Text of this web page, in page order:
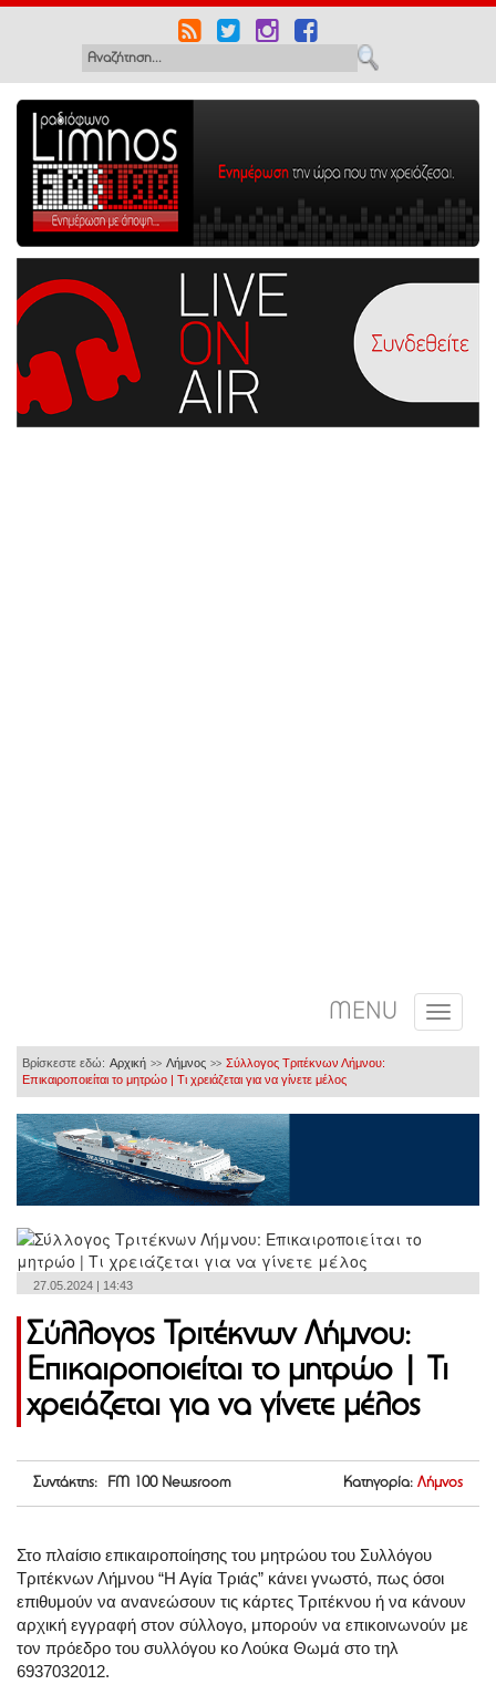
MENU
Βρίσκεστε εδώ: Αρχική >> Λήμνος >> Σύλλογος Τριτέκνων Λήμνου:
Επικαιροποιείται το μητρώο | Τι χρειάζεται για να γίνετε μέλος
27.05.2024 | 14:43
Σύλλογος Τριτέκνων Λήμνου:
Επικαιροποιείται το μητρώο | Τι
χρειάζεται για να γίνετε μέλος
Συντάκτης: FM 100 Newsroom Κατηγορία: Λήμνος
Στο πλαίσιο επικαιροποίησης του μητρώου του Συλλόγου
Τριτέκνων Λήμνου “Η Αγία Τριάς” κάνει γνωστό, πως όσοι
επιθυμούν να ανανεώσουν τις κάρτες Τριτέκνου ή να κάνουν
αρχική εγγραφή στον σύλλογο, μπορούν να επικοινωνούν με
τον πρόεδρο του συλλόγου κο Λούκα Θωμά στο τηλ
6937032012.